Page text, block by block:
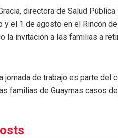
directora de Salud
y el 1 de agosto en el Rincón
la invitación a las familias a
jornada de trabajo es parte del
familias de Guaymas casos